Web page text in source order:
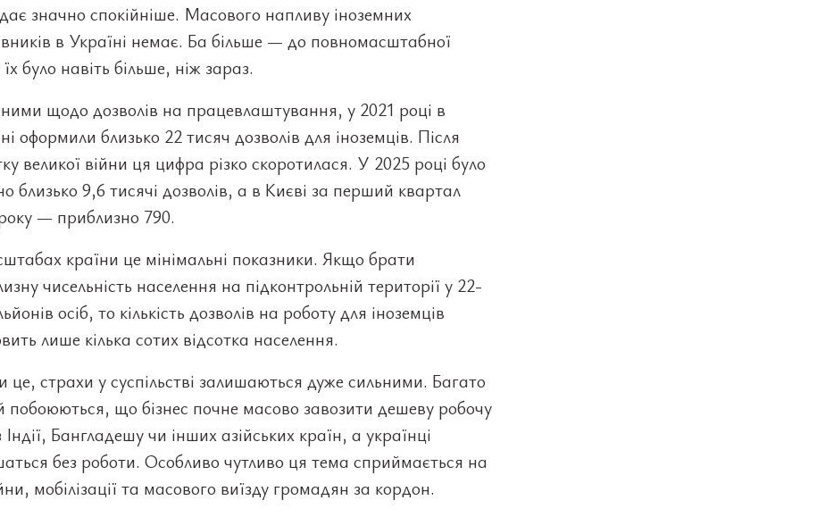
значно спокійніше. Масового напливу іноземних
в Україні немає. Ба більше — до повномасштабної
було навіть більше, ніж зараз.
щодо дозволів на працевлаштування, у 2021 році в
оформили близько 22 тисяч дозволів для іноземців. Після
великої війни ця цифра різко скоротилася. У 2025 році було
близько 9,6 тисячі дозволів, а в Києві за перший квартал
— приблизно 790.
країни це мінімальні показники. Якщо брати
чисельність населення на підконтрольній території у 22-
осіб, то кількість дозволів на роботу для іноземців
лише кілька сотих відсотка населення.
це, страхи у суспільстві залишаються дуже сильними. Багато
побоюються, що бізнес почне масово завозити дешеву робочу
Індії, Бангладешу чи інших азійських країн, а українці
без роботи. Особливо чутливо ця тема сприймається на
мобілізації та масового виїзду громадян за кордон.